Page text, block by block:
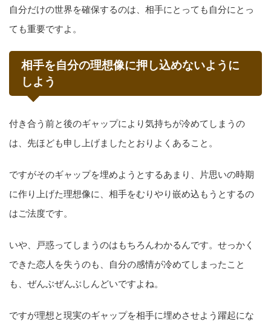
自分だけの世界を確保するのは、相手にとっても自分にとっ
ても重要ですよ。
相手を自分の理想像に押し込めないように
しよう
付き合う前と後のギャップにより気持ちが冷めてしまうの
は、先ほども申し上げましたとおりよくあること。
ですがそのギャップを埋めようとするあまり、片思いの時期
に作り上げた理想像に、相手をむりやり嵌め込もうとするの
はご法度です。
いや、戸惑ってしまうのはもちろんわかるんです。せっかく
できた恋人を失うのも、自分の感情が冷めてしまったこと
も、ぜんぶぜんぶしんどいですよね。
ですが理想と現実のギャップを相手に埋めさせよう躍起にな